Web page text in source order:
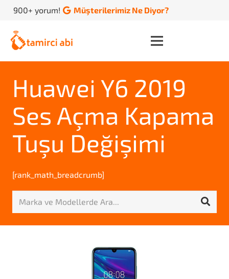
900+ yorum! Müşterilerimiz Ne Diyor?
Huawei Y6 2019
Ses Açma Kapama
Tuşu Değişimi
[rank_math_breadcrumb]